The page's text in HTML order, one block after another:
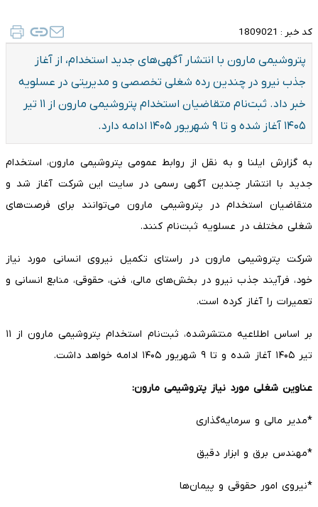
کد خبر : 1809021
پتروشیمی مارون با انتشار آگهی‌های جدید استخدام، از آغاز
جذب نیرو در چندین رده شغلی تخصصی و مدیریتی در عسلویه
خبر داد. ثبت‌نام متقاضیان استخدام پتروشیمی مارون از ۱۱ تیر
۱۴۰۵ آغاز شده و تا ۹ شهریور ۱۴۰۵ ادامه دارد.
به گزارش ایلنا و به نقل از روابط عمومی پتروشیمی مارون، استخدام
جدید با انتشار چندین آگهی رسمی در سایت این شرکت آغاز شد و
متقاضیان استخدام در پتروشیمی مارون می‌توانند برای فرصت‌های
شغلی مختلف در عسلویه ثبت‌نام کنند.
شرکت پتروشیمی مارون در راستای تکمیل نیروی انسانی مورد نیاز
خود، فرآیند جذب نیرو در بخش‌های مالی، فنی، حقوقی، منابع انسانی و
تعمیرات را آغاز کرده است.
بر اساس اطلاعیه منتشرشده، ثبت‌نام استخدام پتروشیمی مارون از ۱۱
تیر ۱۴۰۵ آغاز شده و تا ۹ شهریور ۱۴۰۵ ادامه خواهد داشت.
عناوین شغلی مورد نیاز پتروشیمی مارون:
*مدیر مالی و سرمایه‌گذاری
*مهندس برق و ابزار دقیق
*نیروی امور حقوقی و پیمان‌ها